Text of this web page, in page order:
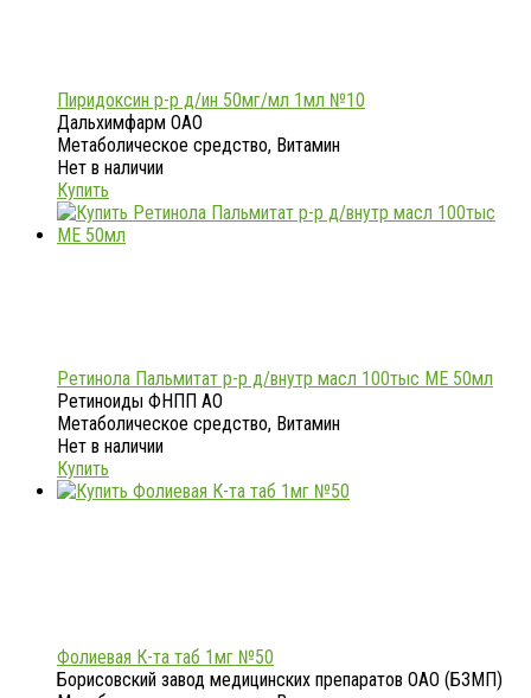
Пиридоксин р-р д/ин 50мг/мл 1мл №10
Дальхимфарм ОАО
Метаболическое средство, Витамин
Нет в наличии
Купить
Ретинола Пальмитат р-р д/внутр масл 100тыс МЕ 50мл
Ретиноиды ФНПП АО
Метаболическое средство, Витамин
Нет в наличии
Купить
Фолиевая К-та таб 1мг №50
Борисовский завод медицинских препаратов ОАО (БЗМП)